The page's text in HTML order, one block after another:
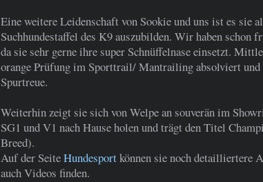
Eine weitere Leidenschaft von Sookie und uns ist es sie
Suchhundestaffel des K9 auszubilden. Wir haben schon
da sie sehr gerne ihre super Schnüffelnase einsetzt.
orange Prüfung im Sporttrail/ Mantrailing absolviert
Spurtreue.
Weiterhin zeigt sie sich von Welpe an souverän im
SG1 und V1 nach Hause holen und trägt den Titel
Breed).
Auf der SeiteHundesportkönnen sie noch detailliertere
auch Videos finden.